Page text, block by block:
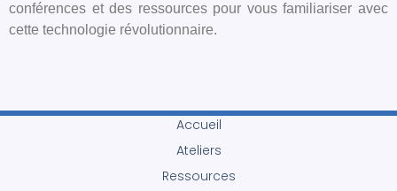
conférences et des ressources pour vous familiariser avec
cette technologie révolutionnaire.
Accueil
Ateliers
Ressources